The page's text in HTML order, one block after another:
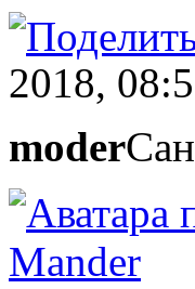
2018,
moder
Mander